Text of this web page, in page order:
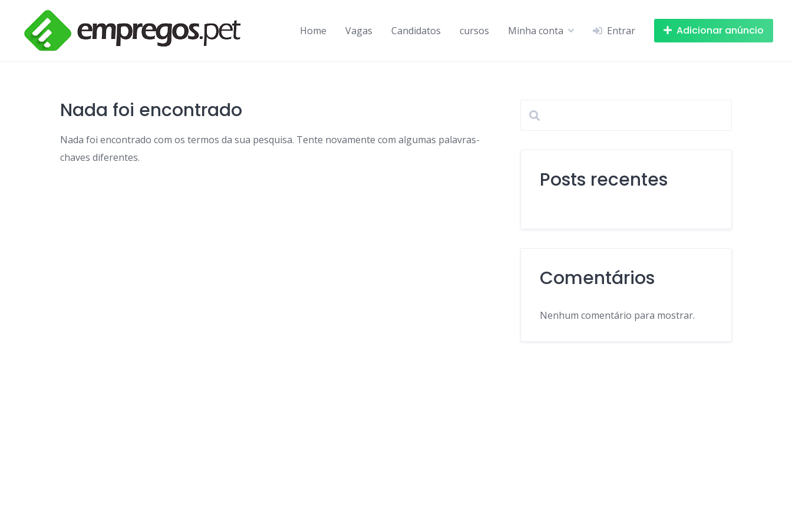
content
Home Vagas Candidatos cursos Minha conta Entrar Adicionar anúncio
Nada foi encontrado
Nada foi encontrado com os termos da sua pesquisa. Tente novamente com algumas palavras-
chaves diferentes.
Posts recentes
Comentários
Nenhum comentário para mostrar.